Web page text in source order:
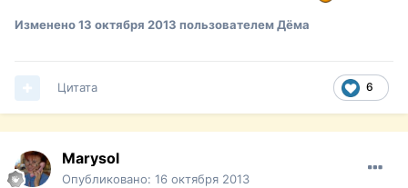
Изменено13 октября 2013 пользователем Дёма
6
Цитата
Marysol
Опубликовано: 16 октября 2013